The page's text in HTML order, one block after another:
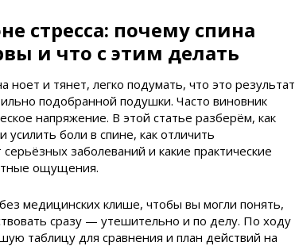
стресса: почему спина
и что с этим делать
ноет и тянет, легко подумать, что это результат
подобранной подушки. Часто виновник
напряжение. В этой статье разберём, как
боли в спине, как отличить
заболеваний и какие практические
ощущения.
медицинских клише, чтобы вы могли понять,
сразу — утешительно и по делу. По ходу
таблицу для сравнения и план действий на